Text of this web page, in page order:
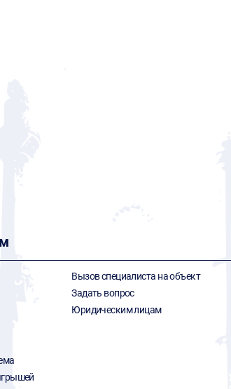
Вызов специалиста на объект
Задать вопрос
Юридическим лицам